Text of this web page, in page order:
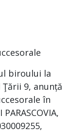
biroului la
9, anunță
în